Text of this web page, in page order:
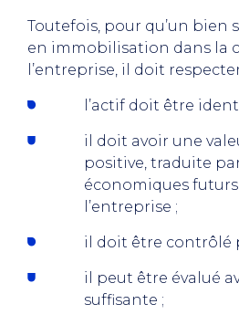
Toutefois, pour qu’un bien
en immobilisation dans la
l’entreprise, il doit
l’actif doit être
il doit avoir une
positive, traduite
économiques
l’entreprise ;
il doit être contrôlé
il peut être évalué
suffisante ;